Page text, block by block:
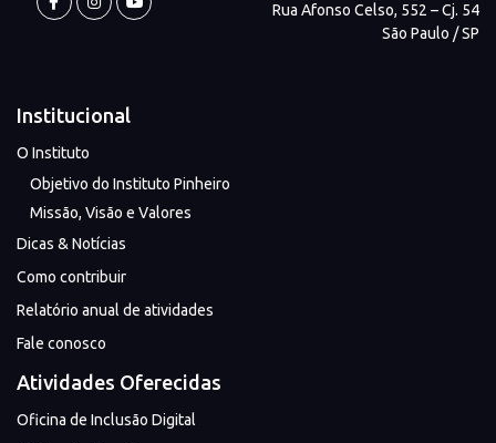
Rua Afonso Celso, 552 – Cj. 54
São Paulo / SP
Institucional
O Instituto
Objetivo do Instituto Pinheiro
Missão, Visão e Valores
Dicas & Notícias
Como contribuir
Relatório anual de atividades
Fale conosco
Atividades Oferecidas
Oficina de Inclusão Digital